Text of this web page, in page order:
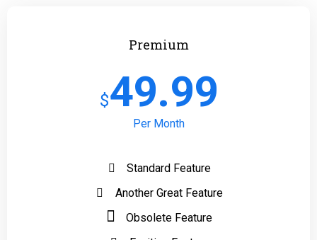
Premium
$49.99
Per Month
Standard Feature
Another Great Feature
Obsolete Feature